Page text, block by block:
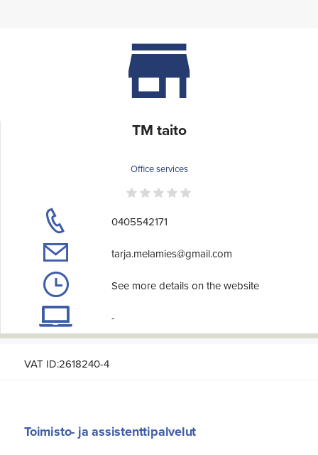
TM taito
Office services
0405542171
tarja.melamies@gmail.com
See more details on the website
-
VAT ID:2618240-4
Toimisto- ja assistenttipalvelut